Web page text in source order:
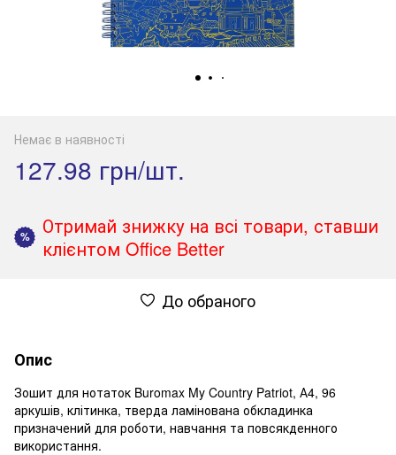
Немає в наявності
127.98 грн/шт.
%
Отримай знижку на всі товари, ставши
клієнтом Office Better
До обраного
Опис
Зошит для нотаток Buromax My Country Patriot, А4, 96
аркушів, клітинка, тверда ламінована обкладинка
призначений для роботи, навчання та повсякденного
використання.